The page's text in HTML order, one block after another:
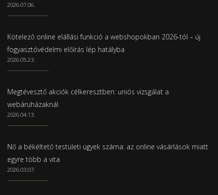
2026.07.06.
Kötelező online elállási funkció a webshopokban 2026-tól – új
fogyasztóvédelmi előírás lép hatályba
2026.05.23.
Megtévesztő akciók célkeresztben: uniós vizsgálat a
webáruházaknál
2026.04.13.
Nő a békéltető testületi ügyek száma: az online vásárlások miatt
egyre több a vita
2026.03.07.